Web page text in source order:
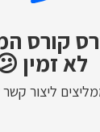
קורס
לא זמין
ליצור